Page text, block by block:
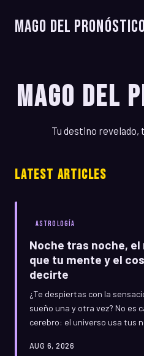
Mago del Pronóstico
Mago del
Tu destino
LATEST ARTICLES
ASTROLOGÍA
Noche tras noche,
que tu mente y el
decirte
¿Te despiertas con la
sueño una y otra vez? No es
cerebro: el universo usa tus
descifrar ese código oculto y
AUG 6, 2026